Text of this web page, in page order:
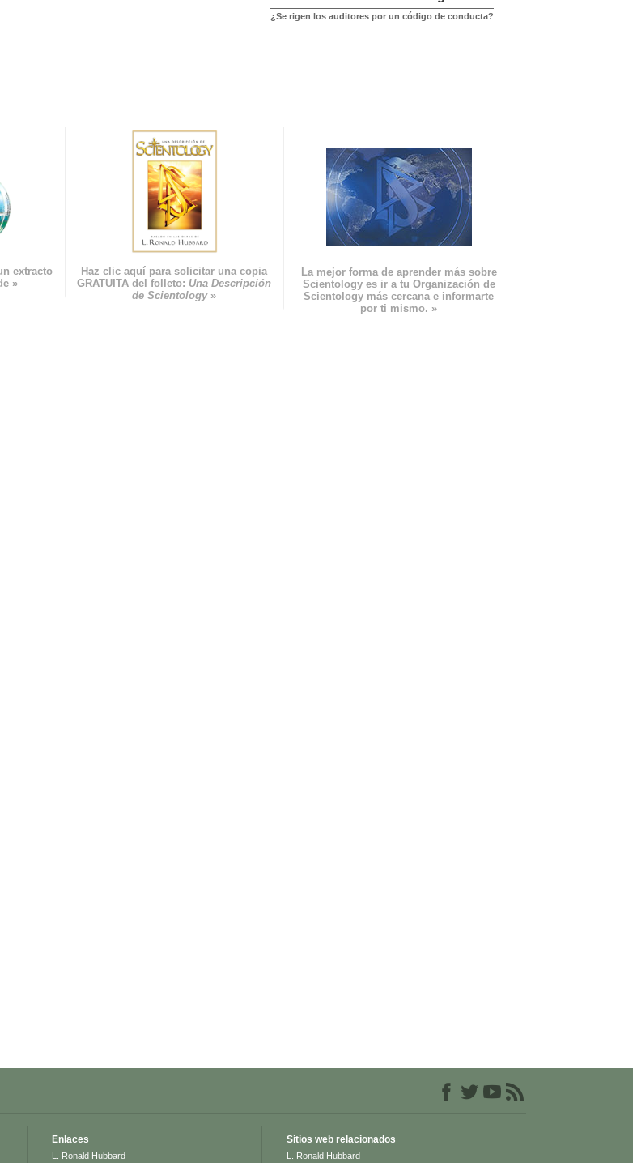
¿Se rigen los auditores por un código de conducta?
extracto
»
Haz clic aquí para solicitar una copia
GRATUITA del folleto: Una Descripción
de Scientology»
La mejor forma de aprender más sobre
Scientology es ir a tu Organización de
Scientology más cercana e informarte
por ti mismo. »
Enlaces
L. Ronald Hubbard
Sitios web relacionados
L. Ronald Hubbard